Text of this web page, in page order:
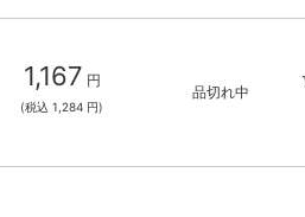
1,167 円
(税込 1,284 円)
品切れ中